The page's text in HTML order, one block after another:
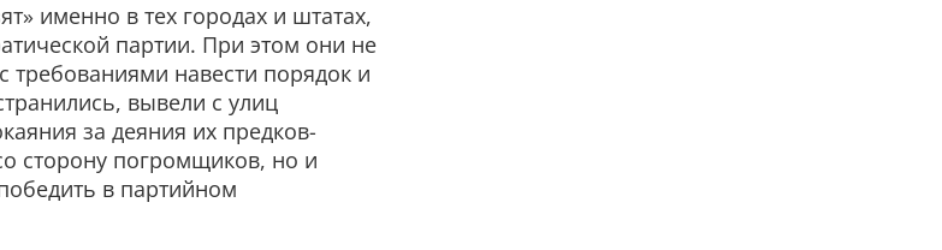
именно в тех городах и штатах,
партии. При этом они не
требованиями навести порядок и
вывели с улиц
за деяния их предков-
сторону погромщиков, но и
в партийном